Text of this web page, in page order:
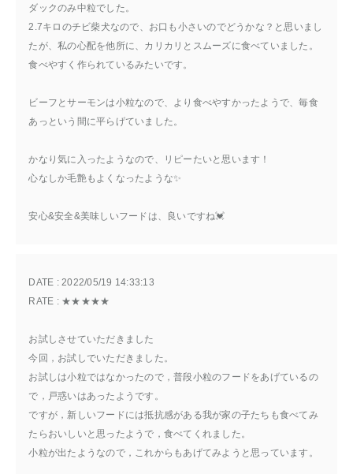
ダックのみ中粒でした。
2.7キロのチビ柴犬なので、お口も小さいのでどうかな？と思いまし
たが、私の心配を他所に、カリカリとスムーズに食べていました。
食べやすく作られているみたいです。
ビーフとサーモンは小粒なので、より食べやすかったようで、毎食
あっという間に平らげていました。
かなり気に入ったようなので、リピーたいと思います！
心なしか毛艶もよくなったような✨
安心&安全&美味しいフードは、良いですね💓
お試しさせていただきました
DATE : 2022/05/19 14:33:13
RATE : ★★★★★
今回，お試しでいただきました。
お試しは小粒ではなかったので，普段小粒のフードをあげているの
で，戸惑いはあったようです。
ですが，新しいフードには抵抗感がある我が家の子たちも食べてみ
たらおいしいと思ったようで，食べてくれました。
小粒が出たようなので，これからもあげてみようと思っています。